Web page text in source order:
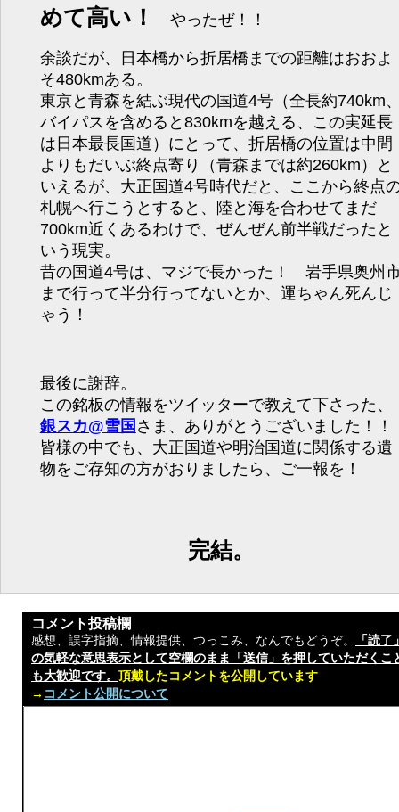
めて高い！
やったぜ！！
余談だが、日本橋から折居橋までの距離はおおよ
そ480kmある。
東京と青森を結ぶ現代の国道4号（全長約740km
バイパスを含めると830kmを越える、この実延長
は日本最長国道）にとって、折居橋の位置は中間
よりもだいぶ終点寄り（青森までは約260km）と
いえるが、大正国道4号時代だと、ここから終点
札幌へ行こうとすると、陸と海を合わせてまだ
700km近くあるわけで、ぜんぜん前半戦だったと
いう現実。
昔の国道4号は、マジで長かった！ 岩手県奥州
まで行って半分行ってないとか、運ちゃん死んじ
ゃう！
最後に謝辞。
この銘板の情報をツイッターで教えて下さった、
銀スカ@雪国 さま、ありがとうございました！！
皆様の中でも、大正国道や明治国道に関係する遺
物をご存知の方がおりましたら、ご一報を！
完結。
コメント投稿欄
感想、誤字指摘、情報提供、つっこみ、なんでもどうぞ。
「読了
の気軽な意思表示として空欄のまま「送信」を押していただくこ
も大歓迎です。 頂戴したコメントを公開しています
→ コメント公開について